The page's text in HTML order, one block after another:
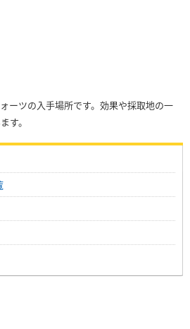
ーツの入手場所です。効果や採取地の一
す。